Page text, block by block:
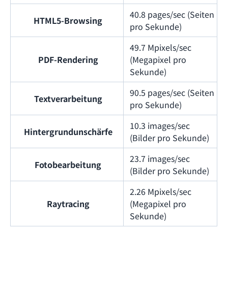
HTML5-Browsing
40.8 pages/sec (Seiten
pro Sekunde)
PDF-Rendering
49.7 Mpixels/sec
(Megapixel pro
Sekunde)
Textverarbeitung
90.5 pages/sec (Seiten
pro Sekunde)
Hintergrundunschärfe
10.3 images/sec
(Bilder pro Sekunde)
Fotobearbeitung
23.7 images/sec
(Bilder pro Sekunde)
Raytracing
2.26 Mpixels/sec
(Megapixel pro
Sekunde)